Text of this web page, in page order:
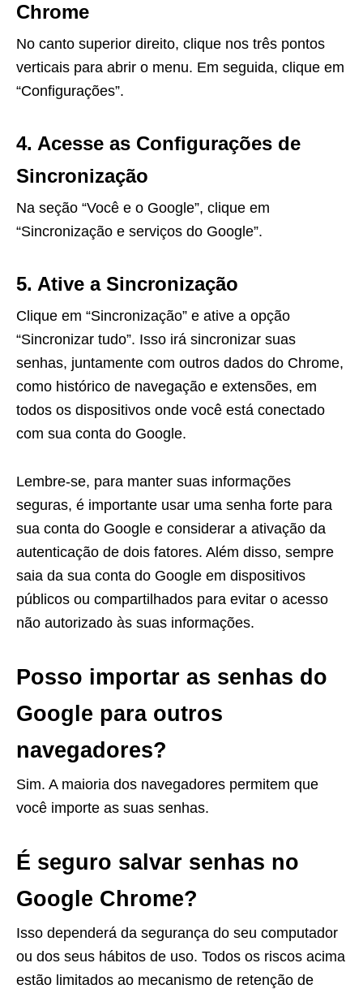
Chrome
No canto superior direito, clique nos três pontos
verticais para abrir o menu. Em seguida, clique em
“Configurações”.
4. Acesse as Configurações de
Sincronização
Na seção “Você e o Google”, clique em
“Sincronização e serviços do Google”.
5. Ative a Sincronização
Clique em “Sincronização” e ative a opção
“Sincronizar tudo”. Isso irá sincronizar suas
senhas, juntamente com outros dados do Chrome,
como histórico de navegação e extensões, em
todos os dispositivos onde você está conectado
com sua conta do Google.
Lembre-se, para manter suas informações
seguras, é importante usar uma senha forte para
sua conta do Google e considerar a ativação da
autenticação de dois fatores. Além disso, sempre
saia da sua conta do Google em dispositivos
públicos ou compartilhados para evitar o acesso
não autorizado às suas informações.
Posso importar as senhas do
Google para outros
navegadores?
Sim. A maioria dos navegadores permitem que
você importe as suas senhas.
É seguro salvar senhas no
Google Chrome?
Isso dependerá da segurança do seu computador
ou dos seus hábitos de uso. Todos os riscos acima
estão limitados ao mecanismo de retenção de